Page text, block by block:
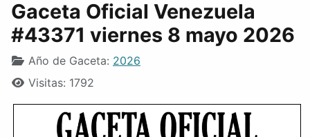
Gaceta Oficial Venezuela
#43371 viernes 8 mayo 2026
Año de Gaceta: 2026
Visitas: 1792